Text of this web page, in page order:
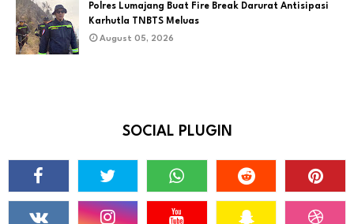
Polres Lumajang Buat Fire Break Darurat Antisipasi
Karhutla TNBTS Meluas
August 05, 2026
SOCIAL PLUGIN